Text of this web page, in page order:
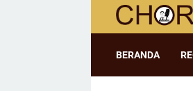
BERANDA